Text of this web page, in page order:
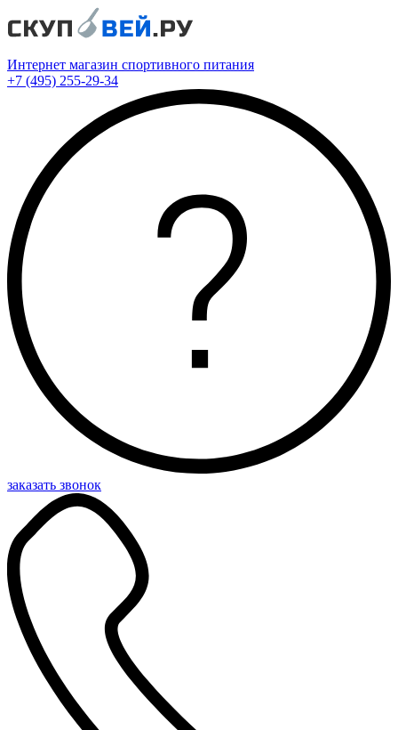
Интернет магазин спортивного питания
+7 (495) 255-29-34
заказать звонок